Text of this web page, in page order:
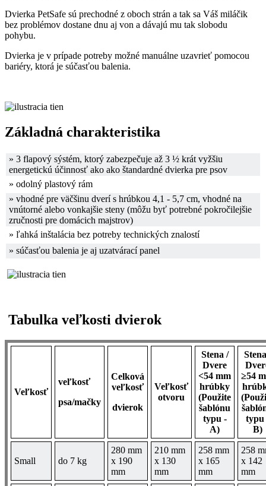
Dvierka PetSafe sú prechodné z oboch strán a tak sa Váš miláčik
bez problémov dostane dnu aj von a dávajú mu tak slobodu
pohybu.
Dvierka je v prípade potreby možné manuálne uzavrieť pomocou
bariéry, ktorá je súčasťou balenia.
Základná charakteristika
» 3 flapový sýstém, ktorý zabezpečuje až 3 ½ krát vyžšiu
energetickú účinnosť ako ako štandardné dvierka pre psov
» odolný plastový rám
» vhodné pre väčšinu dverí s hrúbkou 4,1 - 5,7 cm, vhodné na
vnútorné alebo vonkajšie steny (môžu byť potrebné pokročilejšie
zručnosti pre domácich majstrov)
» ľahká inštalácia bez potreby technických znalostí
» súčasťou balenia je aj uzatvárací panel
Tabulka veľkosti dvierok
Veľkosť
veľkosť
psa/mačky
Celková
veľkosť
dvierok
Veľkosť
otvoru
Stena /
Dvere
<54 mm
hrúbky
(Použite
šablónu
typu -
A)
≥54
(
typu
B)
Small do 7 kg
280 mm
x 190
mm
210 mm
x 130
mm
258 mm
x 165
mm
258
x 142
mm